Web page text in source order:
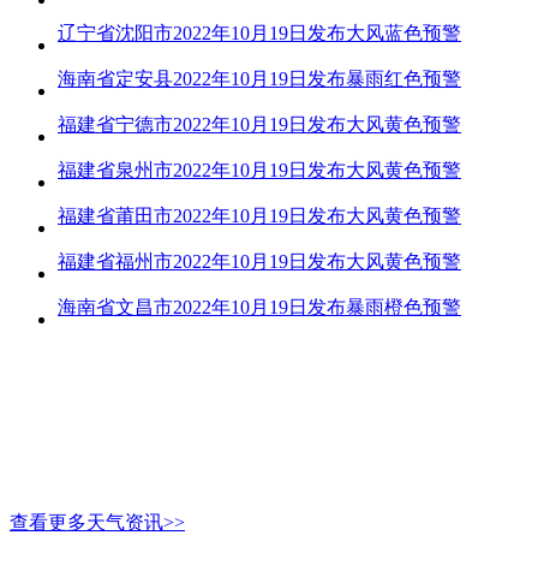
辽宁省沈阳市2022年10月19日发布大风蓝色预警
海南省定安县2022年10月19日发布暴雨红色预警
福建省宁德市2022年10月19日发布大风黄色预警
福建省泉州市2022年10月19日发布大风黄色预警
福建省莆田市2022年10月19日发布大风黄色预警
福建省福州市2022年10月19日发布大风黄色预警
海南省文昌市2022年10月19日发布暴雨橙色预警
查看更多天气资讯>>